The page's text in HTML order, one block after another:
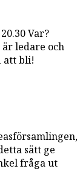
Var?
är ledare och
att bli!
sätt ge
fråga ut